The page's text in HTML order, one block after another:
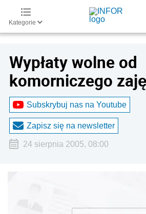
Kategorie
Wypłaty wolne od
komorniczego
Subskrybuj nas na Youtube
Zapisz się na newsletter
24 sierpnia 2005, 08:00